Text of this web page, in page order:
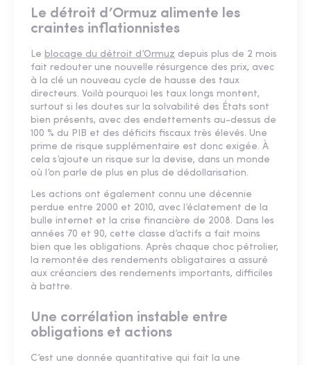
Le détroit d’Ormuz alimente les
craintes inflationnistes
Le blocage du détroit d’Ormuz depuis plus de 2 mois
fait redouter une nouvelle résurgence des prix, avec
à la clé un nouveau cycle de hausse des taux
directeurs. Voilà pourquoi les taux longs montent,
surtout si les doutes sur la solvabilité des États sont
bien présents, avec des endettements au-dessus de
100 % du PIB et des déficits fiscaux très élevés. Une
prime de risque supplémentaire est donc exigée. À
cela s’ajoute un risque sur la devise, dans un monde
où l’on parle de plus en plus de dédollarisation.
Les actions ont également connu une décennie
perdue entre 2000 et 2010, avec l’éclatement de la
bulle internet et la crise financière de 2008. Dans les
années 70 et 90, cette classe d’actifs a fait moins
bien que les obligations. Après chaque choc pétrolier,
la remontée des rendements obligataires a assuré
aux créanciers des rendements importants, difficiles
à battre.
Une corrélation instable entre
obligations et actions
C’est une donnée quantitative qui fait la une